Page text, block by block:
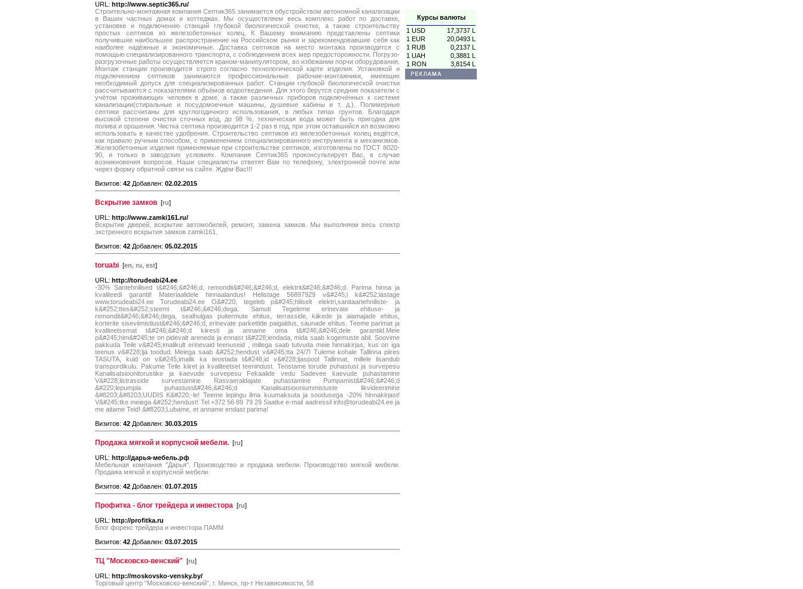
Курсы валюты
1 USD
17,3737 L
1 EUR
20,0493 L
1 RUB
0,2137 L
1 UAH
0,3881 L
1 RON
3,8154 L
URL: http://www.septic365.ru/
Строительно-монтажная компания Септик365 занимается обустройством автономной канализации
в Ваших частных домах и коттеджах. Мы осуществляем весь комплекс работ по доставке,
установке и подключению станций глубокой биологической очистке, а также строительству
простых септиков из железобетонных колец. К Вашему вниманию представлены септики
получившие наибольшее распространение на Российском рынке и зарекомендовавшие себя как
наиболее надёжные и экономичные. Доставка септиков на место монтажа производится с
помощью специализированного транспорта, с соблюдением всех мер предосторожности. Погрузо-
разгрузочные работы осуществляется краном-манипулятором, во избежании порчи оборудования.
Монтаж станции производится строго согласно технологической карте изделия. Установкой и
подключением септиков занимаются профессиональные рабочие-монтажники, имеющие
необходимый допуск для специализированных работ. Станции глубокой биологической очистки
рассчитываются с показателями объёмов водоотведения. Для этого берутся средние показатели с
учётом проживающих человек в доме, а также различных приборов подключённых к системе
канализации(стиральные и посудомоечные машины, душевые кабины и т. д.). Полимерные
септики рассчитаны для круглогодичного использования, в любых типах грунтов. Благодаря
высокой степени очистки сточных вод, до 98 %, техническая вода может быть пригодна для
полива и орошения. Чистка септика производится 1-2 раз в год, при этом оставшийся ил возможно
использовать в качестве удобрения. Строительство септиков из железобетонных колец ведётся,
как правило ручным способом, с применением специализированного инструмента и механизмов.
Железобетонные изделия применяемые при строительстве септиков, изготовлены по ГОСТ 8020-
90, и только в заводских условиях. Компания Септик365 проконсультирует Вас, в случае
возникновения вопросов. Наши специалисты ответят Вам по телефону, электронной почте или
через форму обратной связи на сайте. Ждём Вас!!!
Визитов: 42 Добавлен: 02.02.2015
Вскрытие замков [ru]
URL: http://www.zamki161.ru/
Вскрытие дверей, вскрытие автомобилей, ремонт, замена замков. Мы выполняем весь спектр
экстренного вскрытия замков zamki161.
Визитов: 42 Добавлен: 05.02.2015
toruabi [en, ru, est]
URL: http://torudeabi24.ee
-30% Santehnilised t&#246;&#246;d, remondit&#246;&#246;d, elektrit&#246;&#246;d. Parima hinna ja
kvaliteedi garantii! Materiaalidele hinnaalandus! Helistage 56897929 v&#245;i k&#252;lastage
www.torudeabi24.ee Torudeabi24.ee O&#220; tegeleb p&#245;hiliselt elektri,sanitaartehniliste- ja
k&#252;ttes&#252;steemi t&#246;&#246;dega. Samuti Tegeleme erinevate ehituse- ja
remondit&#246;&#246;dega, sealhulgas puitermute ehitus, terrasside, kiikede ja aiamajade ehitus,
korterite siseviimistlust&#246;&#246;d, erinevate parkettide paigaldus, saunade ehitus. Teeme parimat ja
kvaliteetsemat t&#246;&#246;d kiiresti ja anname oma t&#246;&#246;dele garantiid.Meie
p&#245;him&#245;te on pidevalt areneda ja ennast t&#228;iendada, mida saab kogemuste abil. Soovime
pakkuda Teile v&#245;imalikult erinevaid teenuseid , millega saab tutvuda meie hinnakirjas, kus on iga
teenus v&#228;lja toodud. Meiega saab &#252;hendust v&#245;tta 24/7! Tuleme kohale Tallinna piires
TASUTA, kuid on v&#245;imalik ka teostada t&#246;id v&#228;ljaspool Tallinnat, millele lisandub
transpordikulu. Pakume Teile kiiret ja kvaliteetset teenindust. Teostame torude puhastust ja survepesu
Kanalisatsioonitorustike ja kaevude survepesu Fekaalide vedu Sadevee kaevude puhastamine
V&#228;listrasside survestamine Rasvaeraldajate puhastamine Pumpamist&#246;&#246;d
&#220;lepumpla puhastust&#246;&#246;d Kanalisatsiooniummistuste likvideerimine
&#8203;&#8203;UUDIS K&#220;-le! Teeme lepingu ilma kuumaksuta ja soodusega -20% hinnakirjast!
V&#245;tke meiega &#252;hendust! Tel +372 56 89 79 29 Saatke e-mail aadressil info@torudeabi24.ee ja
me aitame Teid! &#8203;Lubame, et anname endast parima!
Визитов: 42 Добавлен: 30.03.2015
Продажа мягкой и корпусной мебели. [ru]
URL: http://дарья-мебель.рф
Мебельная компания "Дарья". Производство и продажа мебели. Производство мягкой мебели.
Продажа мягкой и корпусной мебели.
Визитов: 42 Добавлен: 01.07.2015
Профитка - блог трейдера и инвестора [ru]
URL: http://profitka.ru
Блог форекс трейдера и инвестора ПАММ
Визитов: 42 Добавлен: 03.07.2015
ТЦ "Московско-венский" [ru]
URL: http://moskovsko-vensky.by/
Торговый центр "Московско-венский", г. Минск, пр-т Независимости, 58